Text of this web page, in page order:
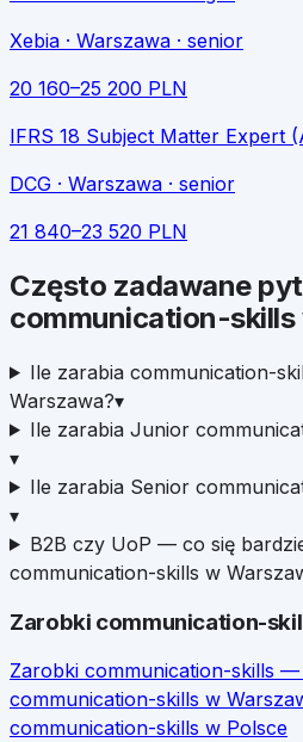
Xebia · Warszawa · senior
20 160–25 200 PLN
IFRS 18 Subject Matter Expert
DCG · Warszawa · senior
21 840–23 520 PLN
Często zadawane
communication-skills
Ile zarabia communication-
Warszawa?▾
Ile zarabia Junior
▾
Ile zarabia Senior
▾
B2B czy UoP — co się
communication-skills w
Zarobki communication-
Zarobki communication-skills —
communication-skills w
communication-skills w Polsce